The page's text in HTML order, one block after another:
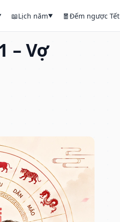
📖Lịch năm▼ 🧧Đếm ngược Tết
– Vợ